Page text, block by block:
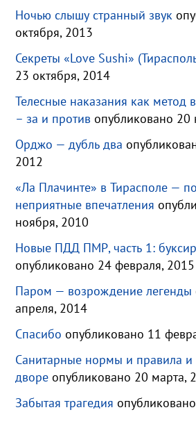
Ночью слышу странный звук
октября, 2013
Секреты «Love Sushi»
23 октября, 2014
Телесные наказания как метод
– за и против опубликовано 20
Орджо — дубль два
2012
«Ла Плачинте» в Тирасполе —
неприятные впечатления
ноября, 2010
Новые ПДД ПМР, часть 1:
опубликовано 24 февраля, 2015
Паром — возрождение легенды
апреля, 2014
Спасибо опубликовано 11
Санитарные нормы и правила и
дворе опубликовано 20 марта,
Забытая трагедия